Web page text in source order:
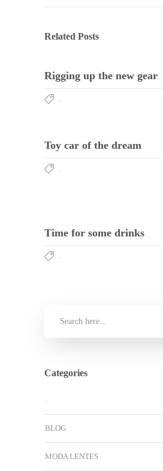
Related Posts
Rigging up the new gear
.
Toy car of the dream
.
Time for some drinks
.
Categories
.
BLOG
MODA LENTES